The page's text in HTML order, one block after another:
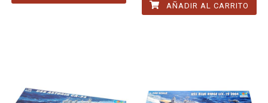
AÑADIR AL CARRITO